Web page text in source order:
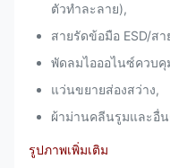
ตัวทำละลาย),
สายรัดข้อมือ ESD/ส
พัดลมไอออไนซ์ควบ
แว่นขยายส่องสว่าง,
ผ้าม่านคลีนรูมและอื่น
รูปภาพเพิ่มเติม